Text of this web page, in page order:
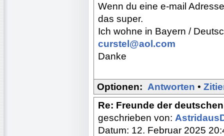
Wenn du eine e-mail
das super.
Ich wohne in Bayern /
curstel@aol.com
Danke
Optionen: Antworten •
Re: Freunde der
geschrieben von:
Datum: 12. Februar 2025